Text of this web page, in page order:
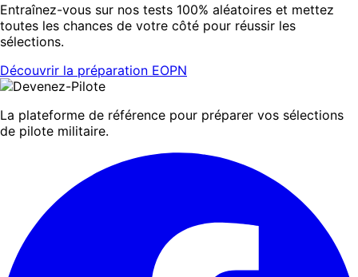
Entraînez-vous sur nos tests 100% aléatoires et mettez
toutes les chances de votre côté pour réussir les
sélections.
Découvrir la préparation EOPN
La plateforme de référence pour préparer vos sélections
de pilote militaire.